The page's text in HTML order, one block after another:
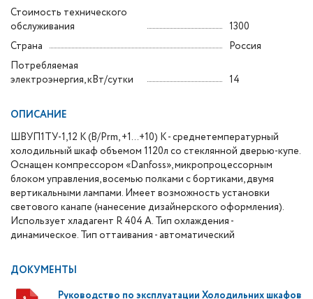
Стоимость технического
обслуживания
1300
Страна
Россия
Потребляемая
электроэнергия, кВт/сутки
14
ОПИСАНИЕ
ШВУП1ТУ-1,12 К (В/Prm, +1…+10) К - среднетемпературный
холодильный шкаф объемом 1120л со стеклянной дверью-купе.
Оснащен компрессором «Danfoss», микропроцессорным
блоком управления, восемью полками с бортиками, двумя
вертикальными лампами. Имеет возможность установки
светового канапе (нанесение дизайнерского оформления).
Использует хладагент R 404 А. Тип охлаждения -
динамическое. Тип оттаивания - автоматический
ДОКУМЕНТЫ
Руководство по эксплуатации Холодильних шкафов